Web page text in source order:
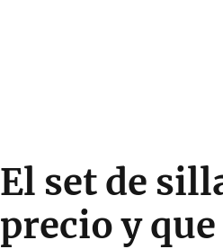
El set de
precio y